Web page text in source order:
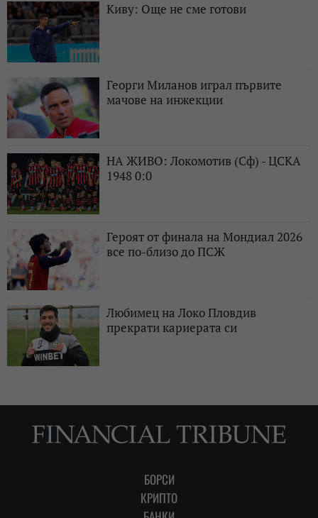
Киву: Още не сме готови
Георги Миланов играл първите
мачове на инжекции
НА ЖИВО: Локомотив (Сф) - ЦСКА
1948 0:0
Героят от финала на Мондиал 2026
все по-близо до ПСЖ
Любимец на Локо Пловдив
прекрати кариерата си
БОРСИ
КРИПТО